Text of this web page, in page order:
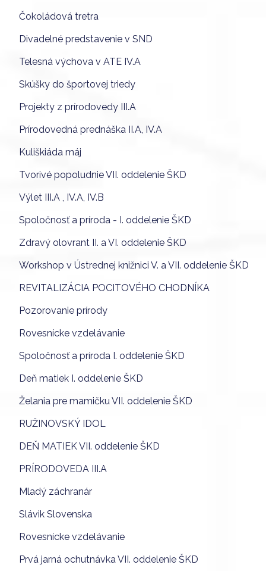
Čokoládová tretra
Divadelné predstavenie v SND
Telesná výchova v ATE IV.A
Skúšky do športovej triedy
Projekty z prírodovedy III.A
Prírodovedná prednáška II.A, IV.A
Kuliškiáda máj
Tvorivé popoludnie VII. oddelenie ŠKD
Výlet III.A , IV.A, IV.B
Spoločnosť a príroda - I. oddelenie ŠKD
Zdravý olovrant II. a VI. oddelenie ŠKD
Workshop v Ústrednej knižnici V. a VII. oddelenie ŠKD
REVITALIZÁCIA POCITOVÉHO CHODNÍKA
Pozorovanie prírody
Rovesnícke vzdelávanie
Spoločnosť a príroda I. oddelenie ŠKD
Deň matiek I. oddelenie ŠKD
Želania pre mamičku VII. oddelenie ŠKD
RUŽINOVSKÝ IDOL
DEŇ MATIEK VII. oddelenie ŠKD
PRÍRODOVEDA III.A
Mladý záchranár
Slávik Slovenska
Rovesnícke vzdelávanie
Prvá jarná ochutnávka VII. oddelenie ŠKD